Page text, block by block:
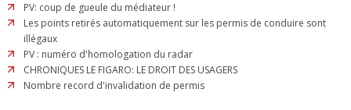
PV: coup de gueule du médiateur !
Les points retirés automatiquement sur les permis de conduire sont
illégaux
PV : numéro d'homologation du radar
CHRONIQUES LE FIGARO: LE DROIT DES USAGERS
Nombre record d'invalidation de permis